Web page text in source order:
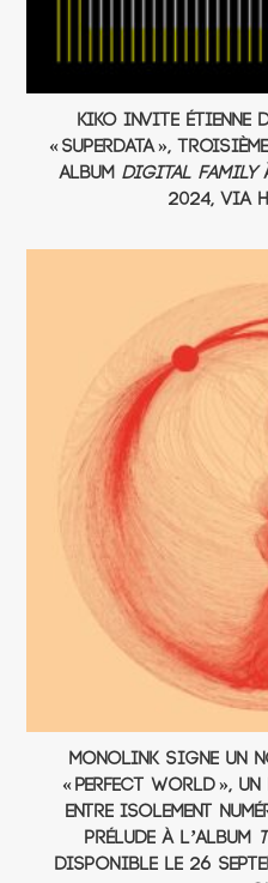
Kiko invite Étienne
« Superdata »,
album Digital Family
2024, via
Monolink signe un
« Perfect World »,
entre isolement
prélude à l’album
disponible le 26